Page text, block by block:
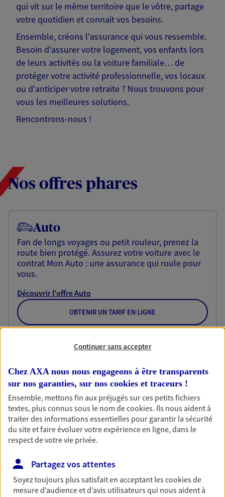
qui vit sur le même territoire que le vôtre, partage
votre quotidien et connait vos besoins.
Ensemble, créons l'assurance qui vous ressemble.
Besoin d'assurer votre logement, vos enfants lors
de leurs activités ou la voiture familiale… de
protéger votre activité professionnelle, vos locaux
ou d'anticiper votre retraite ? Nous trouvons pour
vous les meilleures solutions.
Rencontrons-nous !
Nos offres phares
Auto
Fan de longs voyages ou petit rouleur, prenez la
route bien protégé. Assurez votre voiture avec le
contrat Mon Auto : une assurance qui roule pour
vous.
Découvrir l'offre Auto
OBTENIR UN TARIF EN LIGNE
Habitation
Votre logement est unique, comme vous. Le
contrat Ma Maison assure votre sérénité en
protégeant ce qui vous tient à coeur.
Découvrir l'offre Habitation
OBTENIR UN TARIF EN LIGNE
Garantie Accidents de la Vie
Bricoleuse, féru de jardinage, pâtissier en herbe
ou grande lectrice… personne n'est à l'abri d'un
Continuer sans accepter
Chez AXA nous nous engageons à être transparents
sur nos garanties, sur nos cookies et traceurs !
Ensemble, mettons fin aux préjugés sur ces petits fichiers
textes, plus connus sous le nom decookies. Ils nous aident à
traiter des informations essentielles pour garantir la sécurité
du site et faire évoluer votre expérience en ligne, dans le
respect de votre vie privée.
Partagez vos attentes
Soyez toujours plus satisfait en acceptant lescookiesde
mesure d’audience et d’avis utilisateurs qui nous aident à